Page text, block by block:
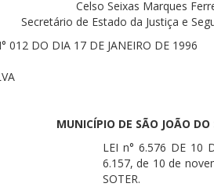
Celso Seixas Marques
Secretário de Estado da Justiça e
012 DO DIA 17 DE JANEIRO DE 1996
MUNICÍPIO DE SÃO JOÃO DO
LEI n° 6.576 DE 10
6.157, de 10 de
SOTER.